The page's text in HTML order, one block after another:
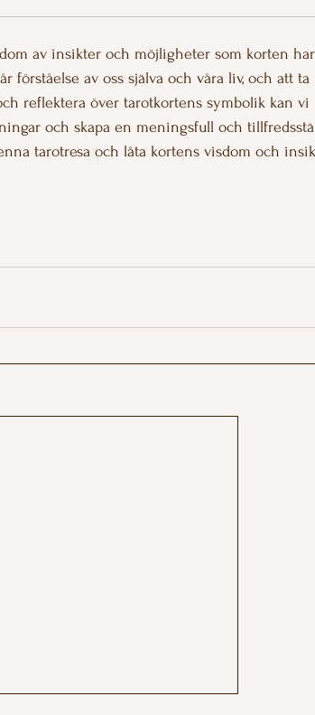
av insikter och möjligheter som korten
förståelse av oss själva och våra liv, och att
reflektera över tarotkortens symbolik kan vi
och skapa en meningsfull och
tarotresa och låta kortens visdom och